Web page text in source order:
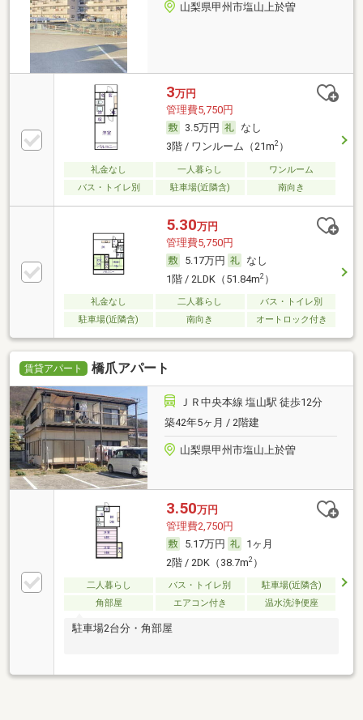
山梨県甲州市塩山上於曽
3万円
管理費5,750円
3.5万円
なし
3階 / ワンルーム（21m2）
礼金なし 一人暮らし
ワンルーム
バス・トイレ別
駐車場(近隣含) 南向き
5.30万円
管理費5,750円
5.17万円
なし
1階 / 2LDK（51.84m2）
礼金なし 二人暮らし
バス・トイレ別
駐車場(近隣含)
南向き オートロック付き
賃貸アパート 橋爪アパート
ＪＲ中央本線 塩山駅 徒歩12分
築42年5ヶ月 / 2階建
山梨県甲州市塩山上於曽
3.50万円
管理費2,750円
5.17万円
1ヶ月
2階 / 2DK（38.7m2）
二人暮らし バス・トイレ別
駐車場(近隣含)
角部屋
エアコン付き 温水洗浄便座
駐車場2台分・角部屋